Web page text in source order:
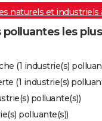
naturels et industriels
les
(1 industrie(s)
(1 industrie(s)
polluante(s))
polluante(s))